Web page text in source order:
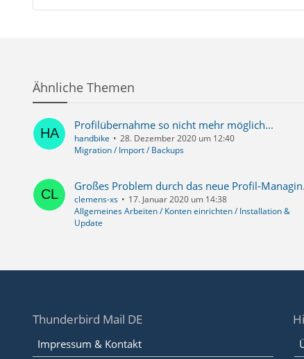
Ähnliche Themen
Profilübernahme so nicht mehr möglich...
handbike
28. Dezember 2020 um 12:40
Migration / Import / Backups
Großes
clemens-xs
17. Januar 2020 um 14:38
Allgemeines Arbeiten / Konten einrichten / Installation &
Update
Thunderbird Mail DE
Impressum & Kontakt